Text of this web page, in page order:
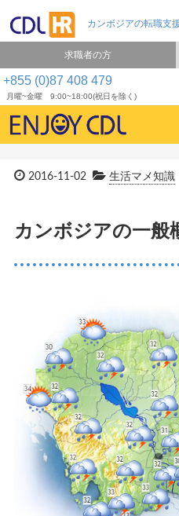
+855 (0)87 408 479
月曜~金曜 9:00~18:00(祝日を除く)
求職者の方
2016-11-02 生活マメ知識
カンボジアの一